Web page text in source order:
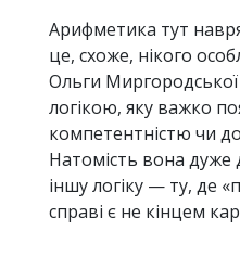
Арифметика тут
це, схоже, нікого
Ольги
логікою, яку важко
компетентністю чи
Натомість вона дуже
іншу логіку — ту, де
справі є не кінцем